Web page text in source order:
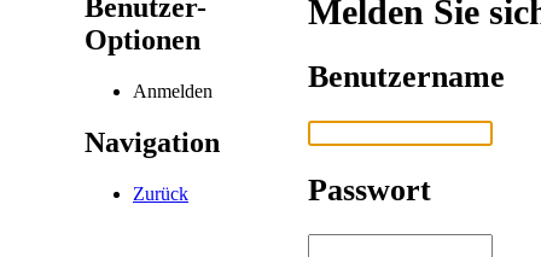
Benutzer-
Optionen
Anmelden
Navigation
Zurück
Melden Sie
Benutzername
Passwort